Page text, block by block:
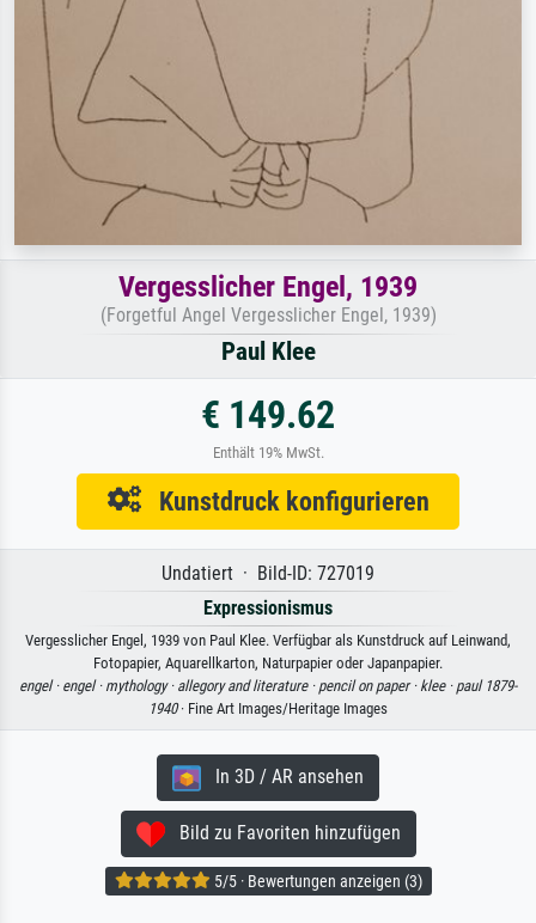
Vergesslicher Engel, 1939
(Forgetful Angel Vergesslicher Engel, 1939)
Paul Klee
€ 149.62
Enthält 19% MwSt.
Kunstdruck konfigurieren
Undatiert · Bild-ID: 727019
Expressionismus
Vergesslicher Engel, 1939 von Paul Klee. Verfügbar als Kunstdruck auf Leinwand,
Fotopapier, Aquarellkarton, Naturpapier oder Japanpapier.
engel · engel · mythology · allegory and literature · pencil on paper · klee · paul 1879-
1940· Fine Art Images/Heritage Images
In 3D / AR ansehen
Bild zu Favoriten hinzufügen
5/5 · Bewertungen anzeigen (3)